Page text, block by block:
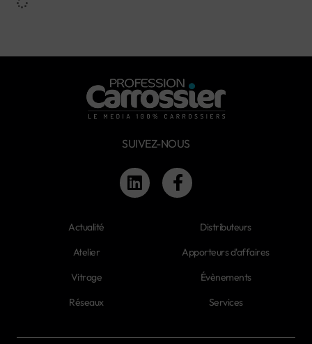
SUIVEZ-NOUS
Actualité
Atelier
Vitrage
Réseaux
Distributeurs
Apporteurs d'affaires
Évènements
Services